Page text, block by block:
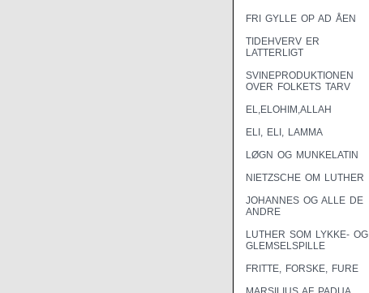
FRI GYLLE OP AD ÅEN
TIDEHVERV ER
LATTERLIGT
SVINEPRODUKTIONEN
OVER FOLKETS TARV
EL,ELOHIM,ALLAH
ELI, ELI, LAMMA
LØGN OG MUNKELATIN
NIETZSCHE OM LUTHER
JOHANNES OG ALLE DE
ANDRE
LUTHER SOM LYKKE- OG
GLEMSELSPILLE
FRITTE, FORSKE, FURE